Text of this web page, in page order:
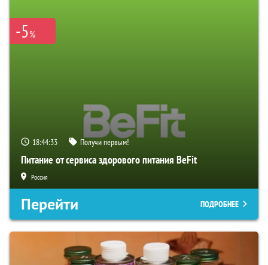
-5%
18:44:32 Получи первым!
Питание от сервиса здорового питания BeFit
Россия
Перейти ПОДРОБНЕЕ